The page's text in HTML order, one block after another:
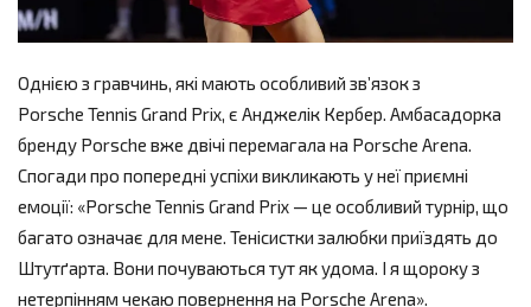
Однією з гравчинь, які мають особливий зв’язок з
Porsche Tennis Grand Prix, є Анджелік Кербер. Амбасадорка
бренду Porsche вже двічі перемагала на Porsche Arena.
Спогади про попередні успіхи викликають у неї приємні
емоції: «Porsche Tennis Grand Prix — це особливий турнір, що
багато означає для мене. Тенісистки залюбки приїздять до
Штутґарта. Вони почуваються тут як удома. І я щороку з
нетерпінням чекаю повернення на Porsche Arena».